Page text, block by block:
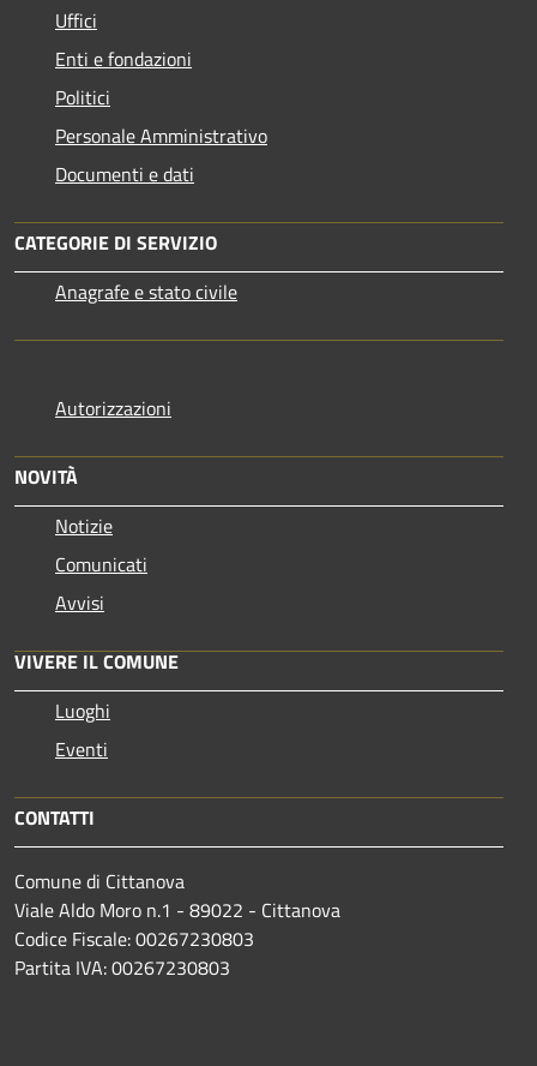
Uffici
Enti e fondazioni
Politici
Personale Amministrativo
Documenti e dati
CATEGORIE DI SERVIZIO
Anagrafe e stato civile
Autorizzazioni
NOVITÀ
Notizie
Comunicati
Avvisi
VIVERE IL COMUNE
Luoghi
Eventi
CONTATTI
Comune di Cittanova
Viale Aldo Moro n.1 - 89022 - Cittanova
Codice Fiscale: 00267230803
Partita IVA: 00267230803